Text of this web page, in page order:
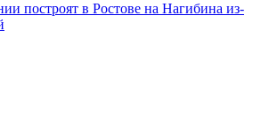
построят в Ростове на Нагибина из-